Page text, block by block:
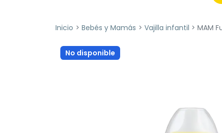
Inicio Bebés y Mamás Vajilla infantil MAM
No disponible